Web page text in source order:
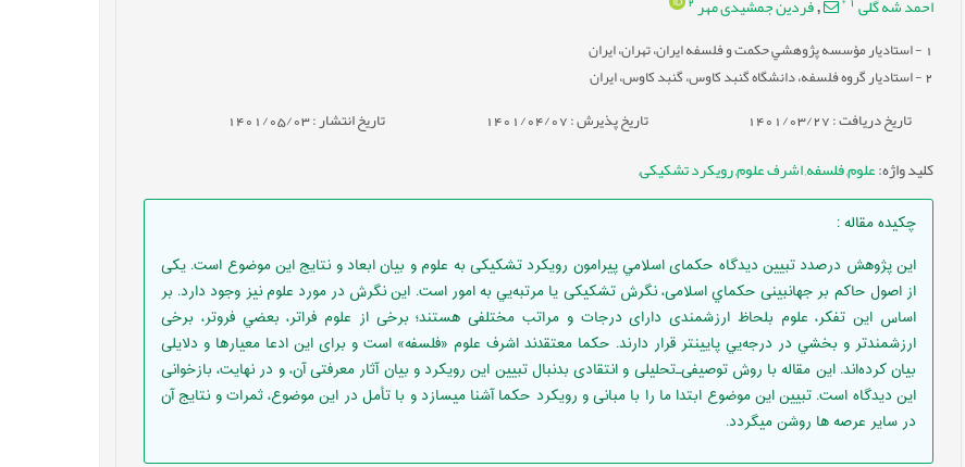
احمد شه گلی
فردین جمشیدی مهر
1 - استاديار مؤسسه پژوهشي حكمت و فلسفه ايران، تهران، ايران
2- استاديار گروه فلسفه، دانشگاه گنبد كاوس، گنبد كاوس، ايران
تاریخ دریافت : 1401/03/27 تاریخ پذیرش : 1401/04/07 تاریخ انتشار : 1401/05/03
کلید واژه:علوم,فلسفه,اشرف علوم,رویکرد تشکیکی,
چکیده مقاله:
این پژوهش درصدد تبیین دیدگاه حکمای اسلامي پيرامون رویکرد تشکیکی به علوم و بیان ابعاد و نتایج این موضوع است. یکی
از اصول حاکم بر جهانبینی حکماي اسلامی، نگرش تشکیکی يا مرتبه‌يي به امور است. این نگرش در مورد علوم نیز وجود دارد. بر
اساس این تفکر، علوم بلحاظ ارزشمندی دارای درجات و مراتب مختلفی هستند؛ برخی از علوم فراتر، بعضي فروتر، برخی
ارزشمندتر و بخشي در درجه‌يي پايينتر قرار دارند. حکما معتقدند اشرف علوم «فلسفه» است و برای این ادعا معیارها و دلایلی
بيان كرده‌اند. این مقاله با روش توصیفی‌ـ‌‌تحلیلی و انتقادی بدنبال تبیین این رویکرد و بیان آثار معرفتی آن، و در نهایت، بازخوانی
این دیدگاه است. تبیین این موضوع ابتدا ما را با مبانی و رویکرد حکما آشنا ميسازد و با تأمل در این موضوع، ثمرات و نتایج آن
در سایر عرصه ها روشن ميگردد.